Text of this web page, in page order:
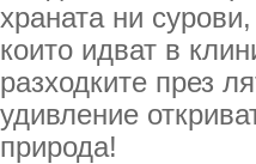
храната ни
които идват в
разходките през
удивление
природа!